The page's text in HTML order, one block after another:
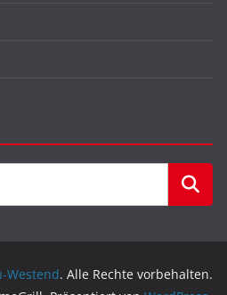
Westend. Alle Rechte vorbehalten.